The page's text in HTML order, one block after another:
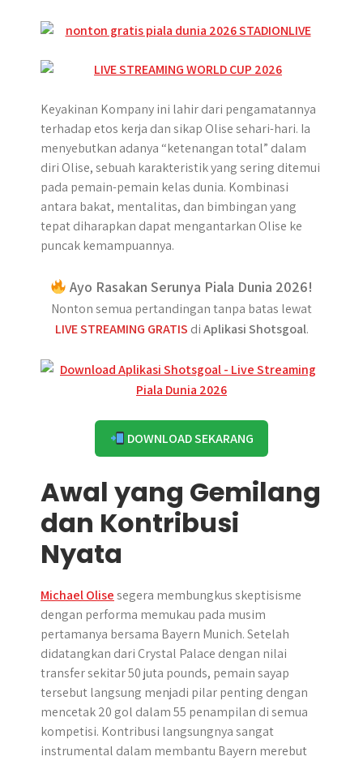
Keyakinan Kompany ini lahir dari pengamatannya
terhadap etos kerja dan sikap Olise sehari-hari. Ia
menyebutkan adanya “ketenangan total” dalam
diri Olise, sebuah karakteristik yang sering ditemui
pada pemain-pemain kelas dunia. Kombinasi
antara bakat, mentalitas, dan bimbingan yang
tepat diharapkan dapat mengantarkan Olise ke
puncak kemampuannya.
Ayo Rasakan Serunya Piala Dunia 2026!
Nonton semua pertandingan tanpa batas lewat
LIVE STREAMING GRATIS diAplikasi Shotsgoal.
DOWNLOAD SEKARANG
Awal yang Gemilang
dan Kontribusi
Nyata
Michael Olisesegera membungkus skeptisisme
dengan performa memukau pada musim
pertamanya bersama Bayern Munich. Setelah
didatangkan dari Crystal Palace dengan nilai
transfer sekitar 50 juta pounds, pemain sayap
tersebut langsung menjadi pilar penting dengan
mencetak 20 gol dalam 55 penampilan di semua
kompetisi. Kontribusi langsungnya sangat
instrumental dalam membantu Bayern merebut